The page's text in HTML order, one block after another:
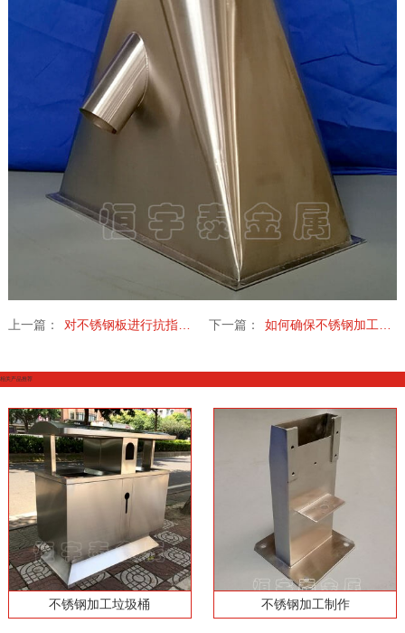
上一篇： 对不锈钢板进行抗指纹处理的原因是什么 下一篇：
相关产品推荐
不锈钢加工垃圾桶 不锈钢加工制作